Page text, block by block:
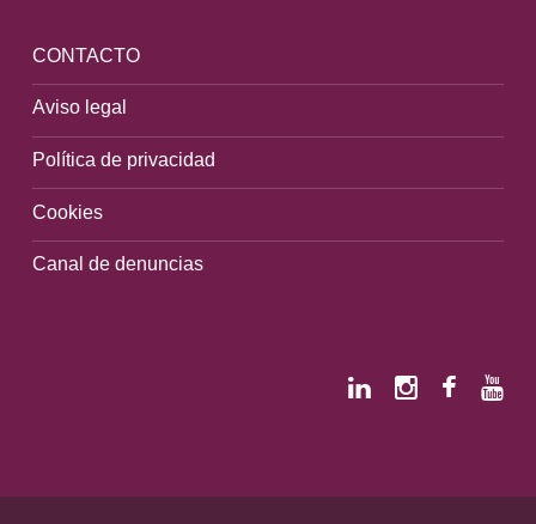
CONTACTO
Aviso legal
Política de privacidad
Cookies
Canal de denuncias